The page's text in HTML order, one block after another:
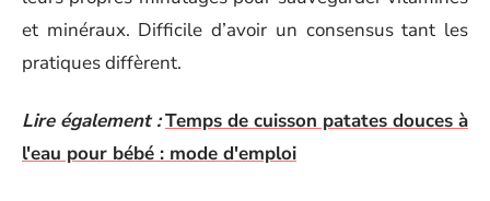
et minéraux. Difficile d’avoir un consensus tant les
pratiques diffèrent.
Lire également :Temps de cuisson patates douces à
l'eau pour bébé : mode d'emploi